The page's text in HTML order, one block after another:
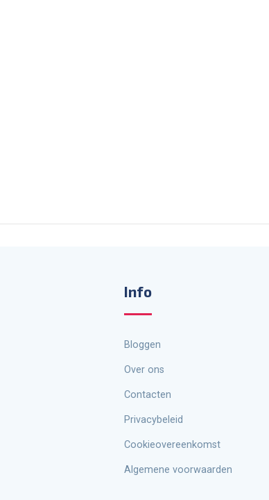
Info
Bloggen
Over ons
Contacten
Privacybeleid
Cookieovereenkomst
Algemene voorwaarden